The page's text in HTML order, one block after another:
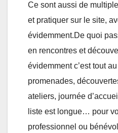
Ce sont aussi de
et pratiquer sur le site,
évidemment.De quoi
en rencontres et
évidemment c’est tout
promenades,
ateliers, journée
liste est longue… pour
professionnel ou